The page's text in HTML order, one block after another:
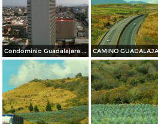
Condominio Guadalajara. Abril/2015